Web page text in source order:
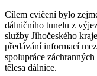
Cílem cvičení bylo
dálničního tunelu z
služby Jihočeského
předávání informací
spolupráce
tělesa dálnice.